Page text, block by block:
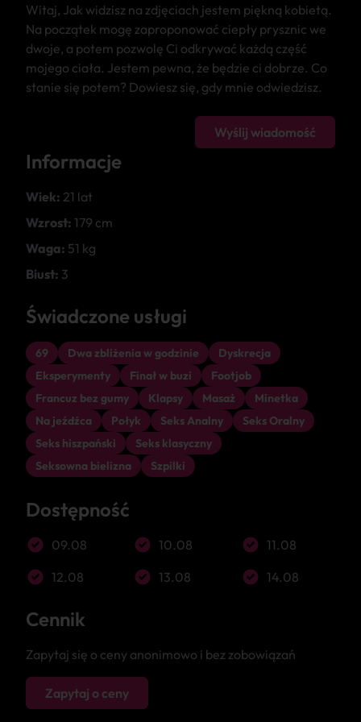
Witaj, Jak widzisz na zdjęciach jestem piękną kobietą.
Na początek mogę zaproponować ciepły prysznic we
dwoje, a potem pozwolę Ci odkrywać każdą część
mojego ciała. Jestem pewna, że będzie ci dobrze. Co
stanie się potem? Dowiesz się, gdy mnie odwiedzisz.
Wyślij wiadomość
Informacje
Wiek: 21 lat
Wzrost: 179 cm
Waga: 51 kg
Biust: 3
Świadczone usługi
69 Dwa zbliżenia w godzinie
Dyskrecja
Eksperymenty
Finał w buzi
Footjob
Francuz bez gumy
Klapsy Masaż
Minetka
Na jeźdźca
Połyk Seks Analny
Seks Oralny
Seks hiszpański
Seks klasyczny
Seksowna bielizna
Szpilki
Dostępność
09.08 10.08
11.08
12.08
13.08 14.08
Cennik
Zapytaj się o ceny anonimowo i bez zobowiązań
Zapytaj o ceny